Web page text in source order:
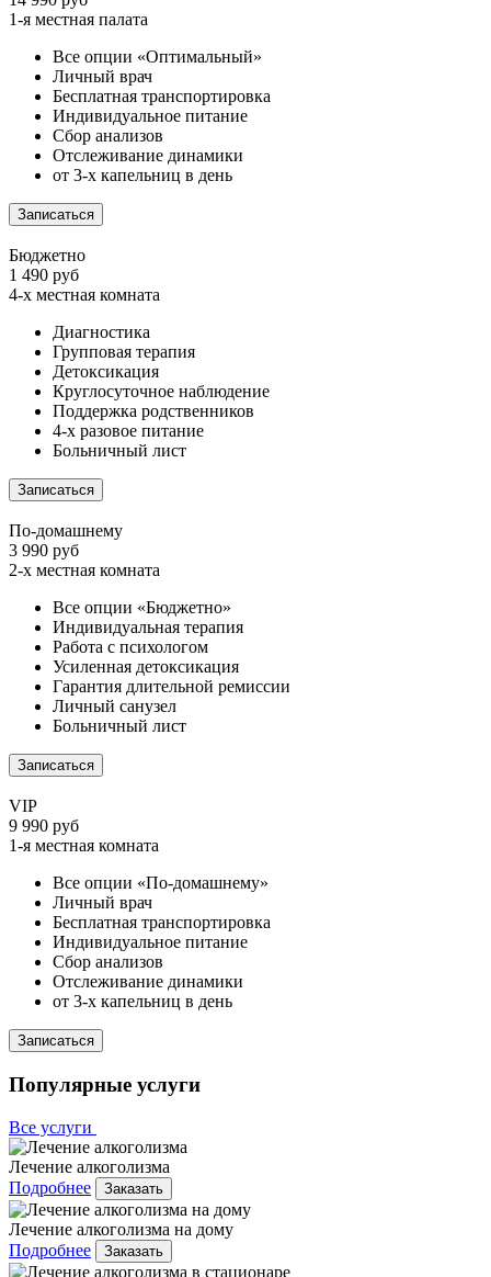
1-я местная палата
Все опции «Оптимальный»
Личный врач
Бесплатная транспортировка
Индивидуальное питание
Сбор анализов
Отслеживание динамики
от 3-х капельниц в день
Записаться
Бюджетно
1 490 руб
4-х местная комната
Диагностика
Групповая терапия
Детоксикация
Круглосуточное наблюдение
Поддержка родственников
4-х разовое питание
Больничный лист
Записаться
По-домашнему
3 990 руб
2-х местная комната
Все опции «Бюджетно»
Индивидуальная терапия
Работа с психологом
Усиленная детоксикация
Гарантия длительной ремиссии
Личный санузел
Больничный лист
Записаться
VIP
9 990 руб
1-я местная комната
Все опции «По-домашнему»
Личный врач
Бесплатная транспортировка
Индивидуальное питание
Сбор анализов
Отслеживание динамики
от 3-х капельниц в день
Записаться
Популярные услуги
Все услуги
Лечение алкоголизма
Подробнее
Заказать
Лечение алкоголизма на дому
Подробнее
Заказать